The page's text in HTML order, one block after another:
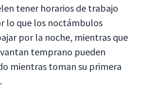
tener horarios de trabajo
lo que los noctámbulos
por la noche, mientras que
temprano pueden
mientras toman su primera